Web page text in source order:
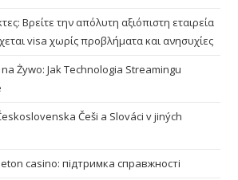
Βρείτε την απόλυτη αξιόπιστη εταιρεία
visa χωρίς προβλήματα και ανησυχίες
Żywo: Jak Technologia Streamingu
Češi a Slováci v jiných
Beton casino: підтримка справжності